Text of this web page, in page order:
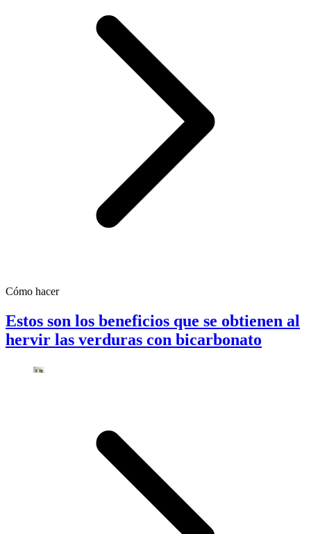
Cómo hacer
Estos son los beneficios que se obtienen al
hervir las verduras con bicarbonato